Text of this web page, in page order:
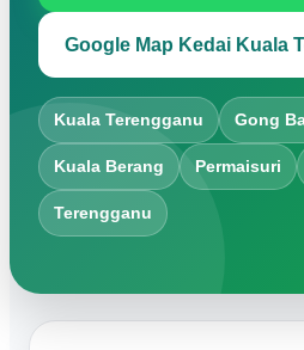
Google Map Kedai Kuala
Kuala Terengganu Gong
Kuala Berang Permaisuri
Terengganu